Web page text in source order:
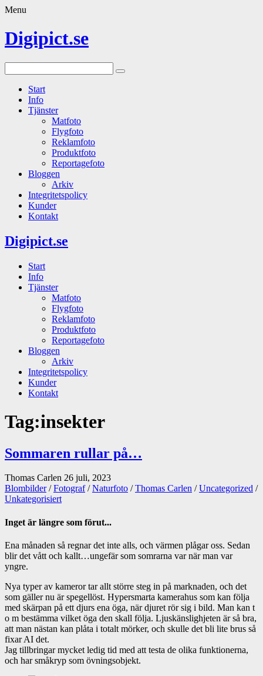
Menu
Digipict.se
Start
Info
Tjänster
Matfoto
Flygfoto
Reklamfoto
Produktfoto
Reportagefoto
Bloggen
Arkiv
Integritetspolicy
Kunder
Kontakt
Digipict.se
Start
Info
Tjänster
Matfoto
Flygfoto
Reklamfoto
Produktfoto
Reportagefoto
Bloggen
Arkiv
Integritetspolicy
Kunder
Kontakt
Tag:insekter
Sommaren rullar på…
Thomas Carlen 26 juli, 2023
Blombilder/Fotograf/Naturfoto /Thomas Carlen /Uncategorized /
Unkategorisiert
Inget är längre som förut...
Ena månaden så regnar det inte alls, och värmen plågar oss. Sedan
blir det vått och kallt…ungefär som somrarna var när man var
yngre.
Nya typer av kameror tar allt större steg in på marknaden, och det
som gäller nu är spegellöst. Hypersmarta kamerahus som kan följa
med skärpan på ett djurs ena öga, när djuret rör sig i bild. Man kan t
o m bestämma vilket öga den skall följa. Ljuskänslighjeten är så bra,
att man nästan kan plåta i totalt mörker, och skulle det bli lite brus så
fixar AI det.
Jag tillbringar mycket ledig tid med att testa de olika funktionerna,
och har småkryp som övningsobjekt.